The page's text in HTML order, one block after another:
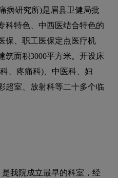
病研究所)是眉县卫健局批
科特色、中西医结合特色的
保、职工医保定点医疗机
筑面积3000平方米。开设床
、疼痛科)、中医科、妇
超室、放射科等二十多个临
我院成立最早的科室，经